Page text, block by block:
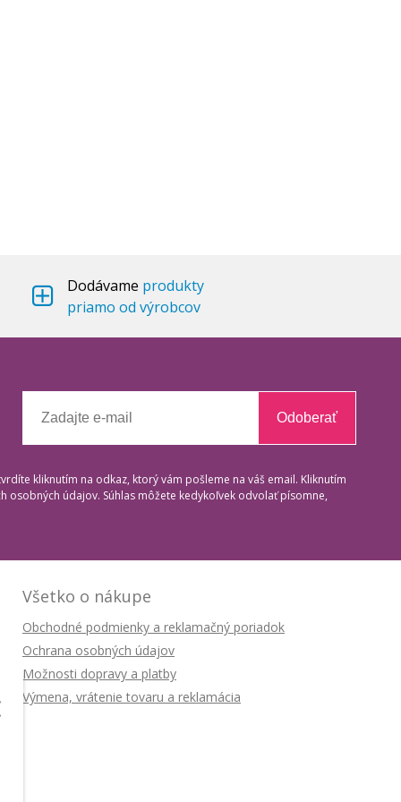
Dodávame produkty
priamo od výrobcov
Odoberať
kliknutím na odkaz, ktorý vám pošleme na váš email. Kliknutím
osobných údajov. Súhlas môžete kedykoľvek odvolať písomne,
Všetko o nákupe
Obchodné podmienky a reklamačný poriadok
Ochrana osobných údajov
Možnosti dopravy a platby
Výmena, vrátenie tovaru a reklamácia